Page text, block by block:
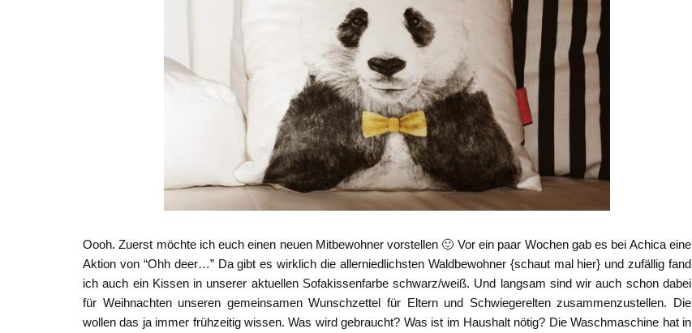
Oooh. Zuerst möchte ich euch einen neuen Mitbewohner vorstellen 🙂 Vor ein paar Wochen gab es bei Achica eine
Aktion von “Ohh deer…” Da gibt es wirklich die allerniedlichsten Waldbewohner {schaut mal hier} und zufällig fand
ich auch ein Kissen in unserer aktuellen Sofakissenfarbe schwarz/weiß. Und langsam sind wir auch schon dabei
für Weihnachten unseren gemeinsamen Wunschzettel für Eltern und Schwiegerelten zusammenzustellen. Die
wollen das ja immer frühzeitig wissen. Was wird gebraucht? Was ist im Haushalt nötig? Die Waschmaschine hat in